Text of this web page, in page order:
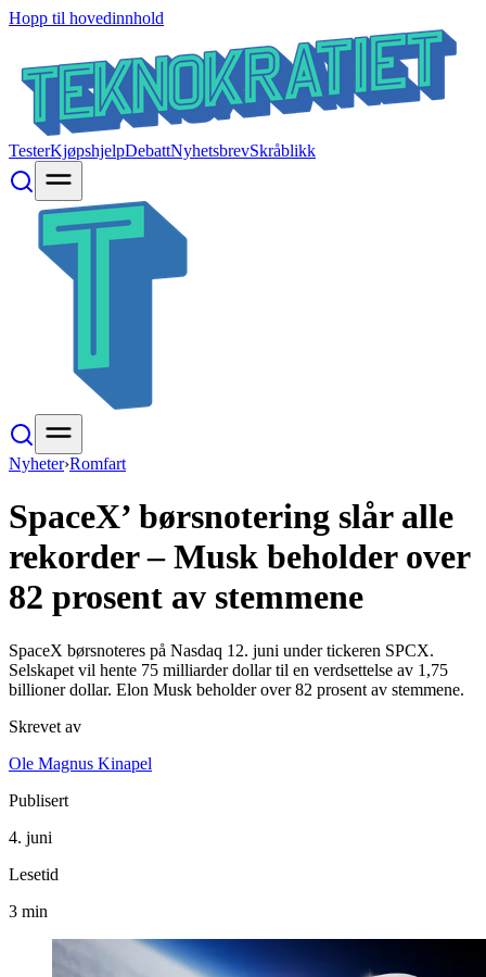
Hopp til hovedinnhold
TesterKjøpshjelpDebattNyhetsbrevSkråblikk
Nyheter›Romfart
SpaceX’ børsnotering slår alle
rekorder – Musk beholder over
82 prosent av stemmene
SpaceX børsnoteres på Nasdaq 12. juni under tickeren SPCX.
Selskapet vil hente 75 milliarder dollar til en verdsettelse av 1,75
billioner dollar. Elon Musk beholder over 82 prosent av stemmene.
Skrevet av
Ole Magnus Kinapel
Publisert
4. juni
Lesetid
3 min